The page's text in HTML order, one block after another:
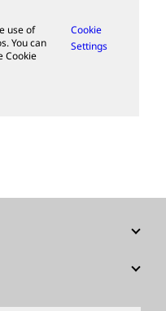
use of
You can
Cookie
Cookie
Settings